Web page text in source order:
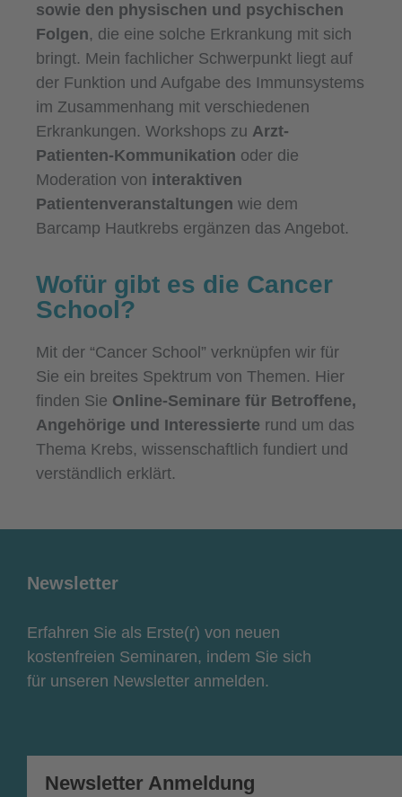
sowie den physischen und psychischen
Folgen, die eine solche Erkrankung mit sich
bringt. Mein fachlicher Schwerpunkt liegt auf
der Funktion und Aufgabe des Immunsystems
im Zusammenhang mit verschiedenen
Erkrankungen. Workshops zu Arzt-
Patienten-Kommunikation oder die
Moderation von interaktiven
Patientenveranstaltungen wie dem
Barcamp Hautkrebs ergänzen das Angebot.
Wofür gibt es die Cancer
School?
Mit der “Cancer School” verknüpfen wir für
Sie ein breites Spektrum von Themen. Hier
finden Sie Online-Seminare für Betroffene,
Angehörige und Interessierte rund um das
Thema Krebs, wissenschaftlich fundiert und
verständlich erklärt.
Newsletter
Erfahren Sie als Erste(r) von neuen
kostenfreien Seminaren, indem Sie sich
für unseren Newsletter anmelden.
Newsletter Anmeldung